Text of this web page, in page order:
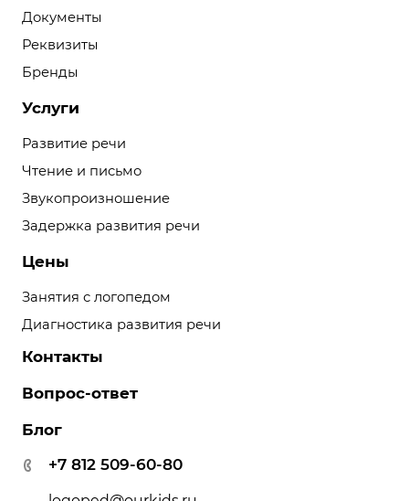
Документы
Реквизиты
Бренды
Услуги
Развитие речи
Чтение и письмо
Звукопроизношение
Задержка развития речи
Цены
Занятия с логопедом
Диагностика развития речи
Контакты
Вопрос-ответ
Блог
+7 812 509-60-80